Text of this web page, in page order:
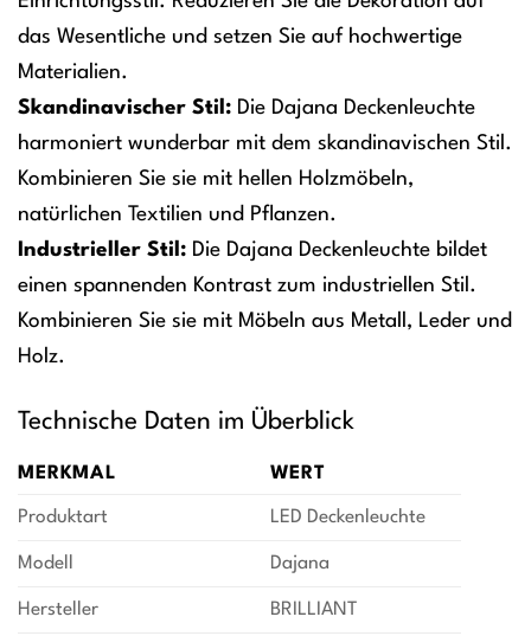
das Wesentliche und setzen Sie auf hochwertige
Materialien.
Skandinavischer Stil: Die Dajana Deckenleuchte
harmoniert wunderbar mit dem skandinavischen Stil.
Kombinieren Sie sie mit hellen Holzmöbeln,
natürlichen Textilien und Pflanzen.
Industrieller Stil: Die Dajana Deckenleuchte bildet
einen spannenden Kontrast zum industriellen Stil.
Kombinieren Sie sie mit Möbeln aus Metall, Leder und
Holz.
Technische Daten im Überblick
MERKMAL WERT
Produktart LED Deckenleuchte
Modell Dajana
Hersteller BRILLIANT